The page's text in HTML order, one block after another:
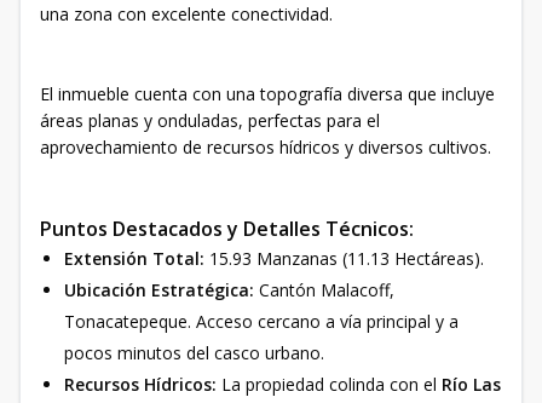
una zona con excelente conectividad.
El inmueble cuenta con una topografía diversa que incluye
áreas planas y onduladas, perfectas para el
aprovechamiento de recursos hídricos y diversos cultivos.
Puntos Destacados y Detalles Técnicos:
Extensión Total: 15.93 Manzanas (11.13 Hectáreas).
Ubicación Estratégica: Cantón Malacoff,
Tonacatepeque. Acceso cercano a vía principal y a
pocos minutos del casco urbano.
Recursos Hídricos: La propiedad colinda con el Río Las